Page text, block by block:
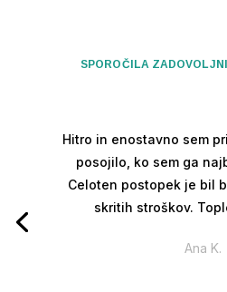
SPOROČILA
Hitro in enostavno sem
posojilo, ko sem ga
Celoten postopek je bil
skritih stroškov.
Ana K.